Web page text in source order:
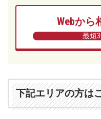
Webから
最短
下記エリアの方は